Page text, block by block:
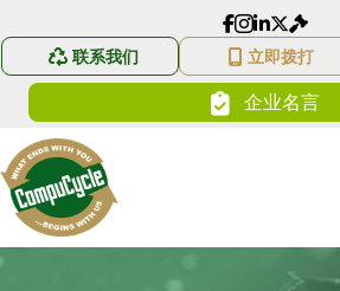
CompuCycle
CompuCycle
LinkedIn
联系我们 立即拨打
企业名言